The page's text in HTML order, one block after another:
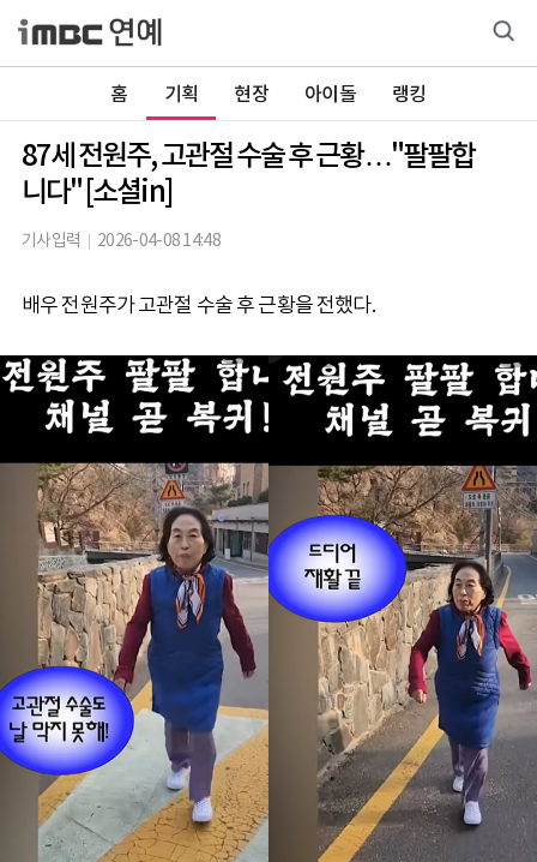
홈 기획 현장 아이돌 랭킹
87세 전원주, 고관절 수술 후 근황…"팔팔합
니다" [소셜in]
기사입력 2026-04-08 14:48
배우 전원주가 고관절 수술 후 근황을 전했다.